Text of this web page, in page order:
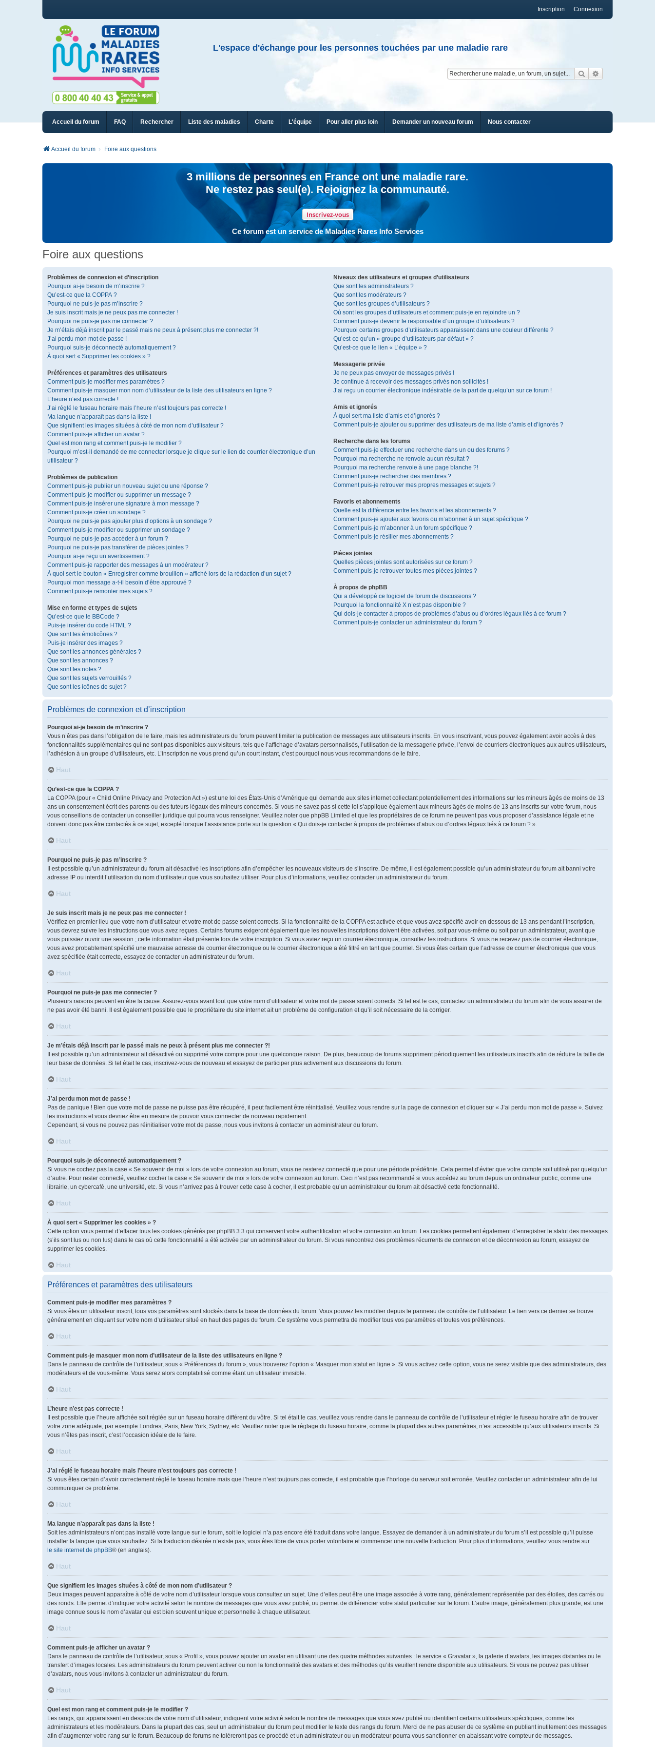
Connexion
Inscription
L'espace d'échange pour les personnes touchées par une maladie rare
Rechercher
Accueil du forum FAQ Rechercher Liste des maladies Charte L'équipe Pour aller plus loin Demander un nouveau forum Nous contacter
Accueil du forum Foire aux questions
3 millions de personnes en France ont une maladie rare.
Ne restez pas seul(e). Rejoignez la communauté.
Inscrivez-vous
Ce forum est un service de Maladies Rares Info Services
Foire aux questions
Problèmes de connexion et d’inscription
Pourquoi ai-je besoin de m’inscrire ?
Qu’est-ce que la COPPA ?
Pourquoi ne puis-je pas m’inscrire ?
Je suis inscrit mais je ne peux pas me connecter !
Pourquoi ne puis-je pas me connecter ?
Je m’étais déjà inscrit par le passé mais ne peux à présent plus me connecter ?!
J’ai perdu mon mot de passe !
Pourquoi suis-je déconnecté automatiquement ?
À quoi sert « Supprimer les cookies » ?
Préférences et paramètres des utilisateurs
Comment puis-je modifier mes paramètres ?
Comment puis-je masquer mon nom d’utilisateur de la liste des utilisateurs en ligne ?
L’heure n’est pas correcte !
J’ai réglé le fuseau horaire mais l’heure n’est toujours pas correcte !
Ma langue n’apparaît pas dans la liste !
Que signifient les images situées à côté de mon nom d’utilisateur ?
Comment puis-je afficher un avatar ?
Quel est mon rang et comment puis-je le modifier ?
Pourquoi m’est-il demandé de me connecter lorsque je clique sur le lien de courrier électronique d’un
utilisateur ?
Problèmes de publication
Comment puis-je publier un nouveau sujet ou une réponse ?
Comment puis-je modifier ou supprimer un message ?
Comment puis-je insérer une signature à mon message ?
Comment puis-je créer un sondage ?
Pourquoi ne puis-je pas ajouter plus d’options à un sondage ?
Comment puis-je modifier ou supprimer un sondage ?
Pourquoi ne puis-je pas accéder à un forum ?
Pourquoi ne puis-je pas transférer de pièces jointes ?
Pourquoi ai-je reçu un avertissement ?
Comment puis-je rapporter des messages à un modérateur ?
À quoi sert le bouton « Enregistrer comme brouillon » affiché lors de la rédaction d’un sujet ?
Pourquoi mon message a-t-il besoin d’être approuvé ?
Comment puis-je remonter mes sujets ?
Mise en forme et types de sujets
Qu’est-ce que le BBCode ?
Puis-je insérer du code HTML ?
Que sont les émoticônes ?
Puis-je insérer des images ?
Que sont les annonces générales ?
Que sont les annonces ?
Que sont les notes ?
Que sont les sujets verrouillés ?
Que sont les icônes de sujet ?
Niveaux des utilisateurs et groupes d’utilisateurs
Que sont les administrateurs ?
Que sont les modérateurs ?
Que sont les groupes d’utilisateurs ?
Où sont les groupes d’utilisateurs et comment puis-je en rejoindre un ?
Comment puis-je devenir le responsable d’un groupe d’utilisateurs ?
Pourquoi certains groupes d’utilisateurs apparaissent dans une couleur différente ?
Qu’est-ce qu’un « groupe d’utilisateurs par défaut » ?
Qu’est-ce que le lien « L’équipe » ?
Messagerie privée
Je ne peux pas envoyer de messages privés !
Je continue à recevoir des messages privés non sollicités !
J’ai reçu un courrier électronique indésirable de la part de quelqu’un sur ce forum !
Amis et ignorés
À quoi sert ma liste d’amis et d’ignorés ?
Comment puis-je ajouter ou supprimer des utilisateurs de ma liste d’amis et d’ignorés ?
Recherche dans les forums
Comment puis-je effectuer une recherche dans un ou des forums ?
Pourquoi ma recherche ne renvoie aucun résultat ?
Pourquoi ma recherche renvoie à une page blanche ?!
Comment puis-je rechercher des membres ?
Comment puis-je retrouver mes propres messages et sujets ?
Favoris et abonnements
Quelle est la différence entre les favoris et les abonnements ?
Comment puis-je ajouter aux favoris ou m’abonner à un sujet spécifique ?
Comment puis-je m’abonner à un forum spécifique ?
Comment puis-je résilier mes abonnements ?
Pièces jointes
Quelles pièces jointes sont autorisées sur ce forum ?
Comment puis-je retrouver toutes mes pièces jointes ?
À propos de phpBB
Qui a développé ce logiciel de forum de discussions ?
Pourquoi la fonctionnalité X n’est pas disponible ?
Qui dois-je contacter à propos de problèmes d’abus ou d’ordres légaux liés à ce forum ?
Comment puis-je contacter un administrateur du forum ?
Problèmes de connexion et d’inscription
Pourquoi ai-je besoin de m’inscrire ?
Vous n’êtes pas dans l’obligation de le faire, mais les administrateurs du forum peuvent limiter la publication de messages aux utilisateurs inscrits. En vous inscrivant, vous pouvez également avoir accès à des
fonctionnalités supplémentaires qui ne sont pas disponibles aux visiteurs, tels que l’affichage d’avatars personnalisés, l’utilisation de la messagerie privée, l’envoi de courriers électroniques aux autres utilisateurs,
l’adhésion à un groupe d’utilisateurs, etc. L’inscription ne vous prend qu’un court instant, c’est pourquoi nous vous recommandons de le faire.
Haut
Qu’est-ce que la COPPA ?
La COPPA (pour « Child Online Privacy and Protection Act ») est une loi des États-Unis d’Amérique qui demande aux sites internet collectant potentiellement des informations sur les mineurs âgés de moins de 13
ans un consentement écrit des parents ou des tuteurs légaux des mineurs concernés. Si vous ne savez pas si cette loi s’applique également aux mineurs âgés de moins de 13 ans inscrits sur votre forum, nous
vous conseillons de contacter un conseiller juridique qui pourra vous renseigner. Veuillez noter que phpBB Limited et que les propriétaires de ce forum ne peuvent pas vous proposer d’assistance légale et ne
doivent donc pas être contactés à ce sujet, excepté lorsque l’assistance porte sur la question « Qui dois-je contacter à propos de problèmes d’abus ou d’ordres légaux liés à ce forum ? ».
Haut
Pourquoi ne puis-je pas m’inscrire ?
Il est possible qu’un administrateur du forum ait désactivé les inscriptions afin d’empêcher les nouveaux visiteurs de s’inscrire. De même, il est également possible qu’un administrateur du forum ait banni votre
adresse IP ou interdit l’utilisation du nom d’utilisateur que vous souhaitez utiliser. Pour plus d’informations, veuillez contacter un administrateur du forum.
Haut
Je suis inscrit mais je ne peux pas me connecter !
Vérifiez en premier lieu que votre nom d’utilisateur et votre mot de passe soient corrects. Si la fonctionnalité de la COPPA est activée et que vous avez spécifié avoir en dessous de 13 ans pendant l’inscription,
vous devrez suivre les instructions que vous avez reçues. Certains forums exigeront également que les nouvelles inscriptions doivent être activées, soit par vous-même ou soit par un administrateur, avant que
vous puissiez ouvrir une session ; cette information était présente lors de votre inscription. Si vous aviez reçu un courrier électronique, consultez les instructions. Si vous ne recevez pas de courrier électronique,
vous avez probablement spécifié une mauvaise adresse de courrier électronique ou le courrier électronique a été filtré en tant que pourriel. Si vous êtes certain que l’adresse de courrier électronique que vous
avez spécifiée était correcte, essayez de contacter un administrateur du forum.
Haut
Pourquoi ne puis-je pas me connecter ?
Plusieurs raisons peuvent en être la cause. Assurez-vous avant tout que votre nom d’utilisateur et votre mot de passe soient corrects. Si tel est le cas, contactez un administrateur du forum afin de vous assurer de
ne pas avoir été banni. Il est également possible que le propriétaire du site internet ait un problème de configuration et qu’il soit nécessaire de la corriger.
Haut
Je m’étais déjà inscrit par le passé mais ne peux à présent plus me connecter ?!
Il est possible qu’un administrateur ait désactivé ou supprimé votre compte pour une quelconque raison. De plus, beaucoup de forums suppriment périodiquement les utilisateurs inactifs afin de réduire la taille de
leur base de données. Si tel était le cas, inscrivez-vous de nouveau et essayez de participer plus activement aux discussions du forum.
Haut
J’ai perdu mon mot de passe !
Pas de panique ! Bien que votre mot de passe ne puisse pas être récupéré, il peut facilement être réinitialisé. Veuillez vous rendre sur la page de connexion et cliquer sur « J’ai perdu mon mot de passe ». Suivez
les instructions et vous devriez être en mesure de pouvoir vous connecter de nouveau rapidement.
Cependant, si vous ne pouvez pas réinitialiser votre mot de passe, nous vous invitons à contacter un administrateur du forum.
Haut
Pourquoi suis-je déconnecté automatiquement ?
Si vous ne cochez pas la case « Se souvenir de moi » lors de votre connexion au forum, vous ne resterez connecté que pour une période prédéfinie. Cela permet d’éviter que votre compte soit utilisé par quelqu’un
d’autre. Pour rester connecté, veuillez cocher la case « Se souvenir de moi » lors de votre connexion au forum. Ceci n’est pas recommandé si vous accédez au forum depuis un ordinateur public, comme une
librairie, un cybercafé, une université, etc. Si vous n’arrivez pas à trouver cette case à cocher, il est probable qu’un administrateur du forum ait désactivé cette fonctionnalité.
Haut
À quoi sert « Supprimer les cookies » ?
Cette option vous permet d’effacer tous les cookies générés par phpBB 3.3 qui conservent votre authentification et votre connexion au forum. Les cookies permettent également d’enregistrer le statut des messages
(s’ils sont lus ou non lus) dans le cas où cette fonctionnalité a été activée par un administrateur du forum. Si vous rencontrez des problèmes récurrents de connexion et de déconnexion au forum, essayez de
supprimer les cookies.
Haut
Préférences et paramètres des utilisateurs
Comment puis-je modifier mes paramètres ?
Si vous êtes un utilisateur inscrit, tous vos paramètres sont stockés dans la base de données du forum. Vous pouvez les modifier depuis le panneau de contrôle de l’utilisateur. Le lien vers ce dernier se trouve
généralement en cliquant sur votre nom d’utilisateur situé en haut des pages du forum. Ce système vous permettra de modifier tous vos paramètres et toutes vos préférences.
Haut
Comment puis-je masquer mon nom d’utilisateur de la liste des utilisateurs en ligne ?
Dans le panneau de contrôle de l’utilisateur, sous « Préférences du forum », vous trouverez l’option « Masquer mon statut en ligne ». Si vous activez cette option, vous ne serez visible que des administrateurs, des
modérateurs et de vous-même. Vous serez alors comptabilisé comme étant un utilisateur invisible.
Haut
L’heure n’est pas correcte !
Il est possible que l’heure affichée soit réglée sur un fuseau horaire différent du vôtre. Si tel était le cas, veuillez vous rendre dans le panneau de contrôle de l’utilisateur et régler le fuseau horaire afin de trouver
votre zone adéquate, par exemple Londres, Paris, New York, Sydney, etc. Veuillez noter que le réglage du fuseau horaire, comme la plupart des autres paramètres, n’est accessible qu’aux utilisateurs inscrits. Si
vous n’êtes pas inscrit, c’est l’occasion idéale de le faire.
Haut
J’ai réglé le fuseau horaire mais l’heure n’est toujours pas correcte !
Si vous êtes certain d’avoir correctement réglé le fuseau horaire mais que l’heure n’est toujours pas correcte, il est probable que l’horloge du serveur soit erronée. Veuillez contacter un administrateur afin de lui
communiquer ce problème.
Haut
Ma langue n’apparaît pas dans la liste !
Soit les administrateurs n’ont pas installé votre langue sur le forum, soit le logiciel n’a pas encore été traduit dans votre langue. Essayez de demander à un administrateur du forum s’il est possible qu’il puisse
installer la langue que vous souhaitez. Si la traduction désirée n’existe pas, vous êtes libre de vous porter volontaire et commencer une nouvelle traduction. Pour plus d’informations, veuillez vous rendre sur
le site internet de phpBB® (en anglais).
Haut
Que signifient les images situées à côté de mon nom d’utilisateur ?
Deux images peuvent apparaître à côté de votre nom d’utilisateur lorsque vous consultez un sujet. Une d’elles peut être une image associée à votre rang, généralement représentée par des étoiles, des carrés ou
des ronds. Elle permet d’indiquer votre activité selon le nombre de messages que vous avez publié, ou permet de différencier votre statut particulier sur le forum. L’autre image, généralement plus grande, est une
image connue sous le nom d’avatar qui est bien souvent unique et personnelle à chaque utilisateur.
Haut
Comment puis-je afficher un avatar ?
Dans le panneau de contrôle de l’utilisateur, sous « Profil », vous pouvez ajouter un avatar en utilisant une des quatre méthodes suivantes : le service « Gravatar », la galerie d’avatars, les images distantes ou le
transfert d’images locales. Les administrateurs du forum peuvent activer ou non la fonctionnalité des avatars et des méthodes qu’ils veuillent rendre disponible aux utilisateurs. Si vous ne pouvez pas utiliser
d’avatars, nous vous invitons à contacter un administrateur du forum.
Haut
Quel est mon rang et comment puis-je le modifier ?
Les rangs, qui apparaissent en dessous de votre nom d’utilisateur, indiquent votre activité selon le nombre de messages que vous avez publié ou identifient certains utilisateurs spécifiques, comme les
administrateurs et les modérateurs. Dans la plupart des cas, seul un administrateur du forum peut modifier le texte des rangs du forum. Merci de ne pas abuser de ce système en publiant inutilement des messages
afin d’augmenter votre rang sur le forum. Beaucoup de forums ne toléreront pas ce procédé et un administrateur ou un modérateur pourra vous sanctionner en abaissant votre compteur de messages.